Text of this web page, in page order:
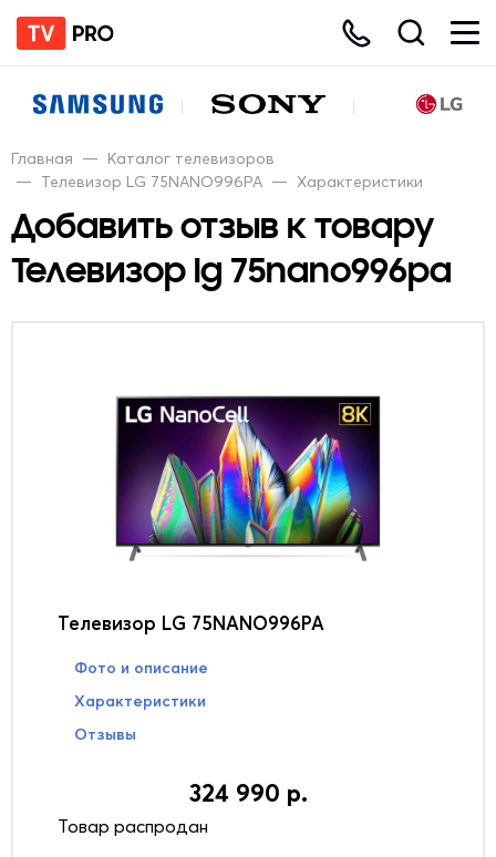
Главная — Каталог телевизоров
— Телевизор LG 75NANO996PA — Характеристики
Добавить отзыв к товару
Телевизор lg 75nano996pa
Телевизор LG 75NANO996PA
Фото и описание
Характеристики
Отзывы
324 990 р.
Товар распродан